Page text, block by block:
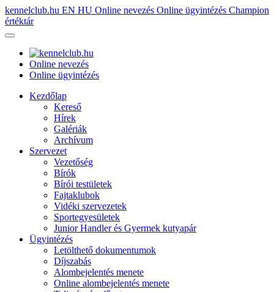
kennelclub.hu EN HU Online nevezés Online ügyintézés Champion
értéktár
Online nevezés
Online ügyintézés
Kezdőlap
Kereső
Hírek
Galériák
Archívum
Szervezet
Vezetőség
Bírók
Bírói testületek
Fajtaklubok
Vidéki szervezetek
Sportegyesületek
Junior Handler és Gyermek kutyapár
Ügyintézés
Letölthető dokumentumok
Díjszabás
Alombejelentés menete
Online alombejelentés menete